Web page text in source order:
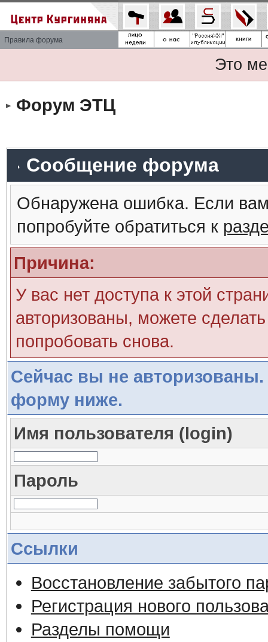
Правила форума
Это
Форум ЭТЦ
Сообщение форума
Обнаружена ошибка. Если
попробуйте обратиться к
Причина:
У вас нет доступа к этой
авторизованы, можете
попробовать снова.
Сейчас вы не авторизованы.
форму ниже.
Имя пользователя (login)
Пароль
Ссылки
Восстановление забытого
Регистрация нового
Разделы помощи